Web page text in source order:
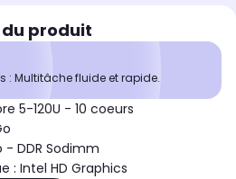
produit
: Multitâche fluide et rapide.
5-120U - 10 coeurs
- DDR Sodimm
: Intel HD Graphics